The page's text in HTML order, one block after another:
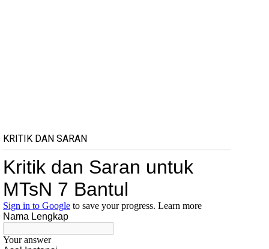
KRITIK DAN SARAN